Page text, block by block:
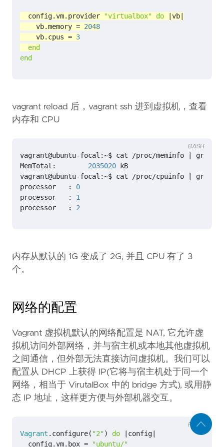
config.vm. provider "virtualbox" do |vb|
vb.memory = 2048
vb. cpus = 3
end
end
vagrant reload 后，vagrant ssh 进到虚拟机，查看
内存和 CPU
vagrant@ubuntu-focal:~$ cat /proc/meminfo
|
MemTotal: 2035020
vagrant@ubuntu-focal:~$ cat /proc/cpuinfo
|
processor   : 0
processor   : 1
processor   : 2
BASH
内存从默认的 1G 变成了 2G, 并且 CPU 有了 3
个。
网络的配置
Vagrant 虚拟机默认的网络配置是 NAT, 它允许虚
拟机访问外部网络，并与宿主机或本地其他虚拟机
之间通信，但外部无法直接访问虚拟机。我们可以
配置从 DHCP 上获得 IP(它将与宿主机处于同一个
网络，相当于 VirutalBox 中的 bridge 方式), 或用静
态 IP 地址，这样更方便与外部机器交互。
Vagrant . configure( "2") do | config|
config.vm. box = "ubuntu/"
RUBY